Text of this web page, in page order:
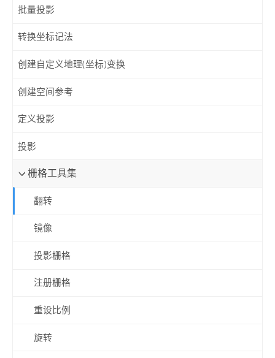
批量投影
转换坐标记法
创建自定义地理(坐标)变换
创建空间参考
定义投影
投影
栅格工具集
翻转
镜像
投影栅格
注册栅格
重设比例
旋转